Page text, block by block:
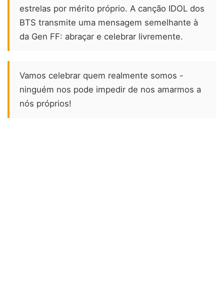
estrelas por mérito próprio. A canção IDOL dos
BTS transmite uma mensagem semelhante à
da Gen FF: abraçar e celebrar livremente.
Vamos celebrar quem realmente somos -
ninguém nos pode impedir de nos amarmos a
nós próprios!